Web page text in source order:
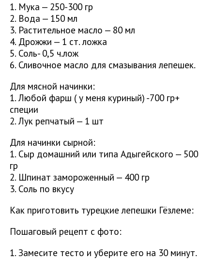
1. Мука — 250-300 гр
2. Вода — 150 мл
3. Растительное масло — 80 мл
4. Дрожжи — 1 ст. ложка
5. Соль- 0,5 ч.лож
6. Сливочное масло для смазывания лепешек.
Для мясной начинки:
1. Любой фарш ( у меня куриный) -700 гр+
специи
2. Лук репчатый — 1 шт
Для начинки сырной:
1. Сыр домашний или типа Адыгейского — 500
гр
2. Шпинат замороженный — 400 гр
3. Соль по вкусу
Как приготовить турецкие лепешки Гёзлеме:
Пошаговый рецепт с фото:
1. Замесите тесто и уберите его на 30 минут.